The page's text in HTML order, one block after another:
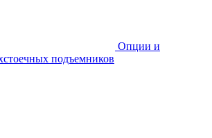
Опции и
подъемников